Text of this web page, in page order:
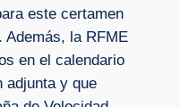
este certamen
Además, la RFME
en el calendario
adjunta y que